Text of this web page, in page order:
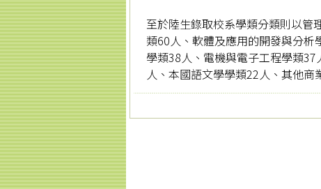
至於陸生錄取校系學類分類則以管
類60人、軟體及應用的開發與分
學類38人、電機與電子工程學類
人、本國語文學學類22人、其他商